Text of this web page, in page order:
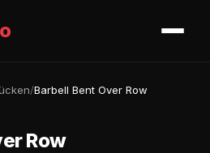
/Barbell Bent Over Row
Row